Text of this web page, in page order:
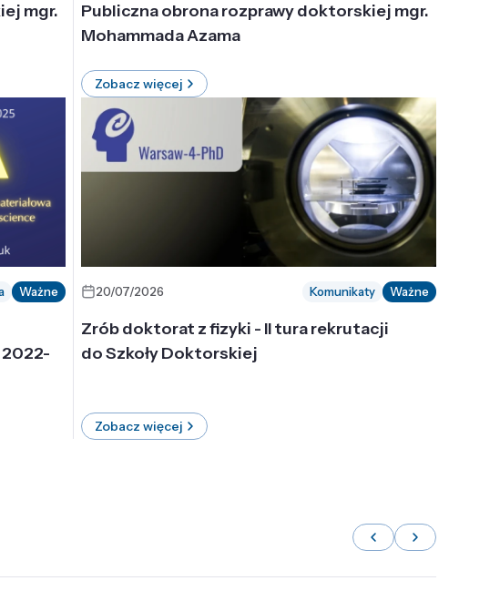
mgr.
Publiczna obrona rozprawy doktorskiej mgr.
Mohammada Azama
Zobacz więcej
Ważne 20/07/2026 Komunikaty Ważne
Zrób doktorat z fizyki - II tura rekrutacji
do Szkoły Doktorskiej
Zobacz więcej